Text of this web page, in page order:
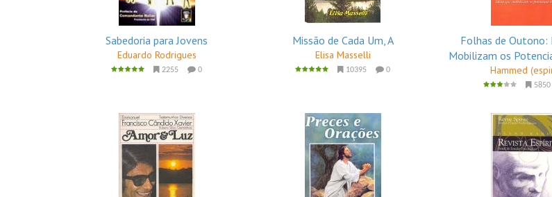
Sabedoria para Jovens
Eduardo Rodrigues
2255 0
Missão de Cada Um, A
Elisa Masselli
10395 0
Folhas de Outono:
Mobilizam os
Hammed
5850